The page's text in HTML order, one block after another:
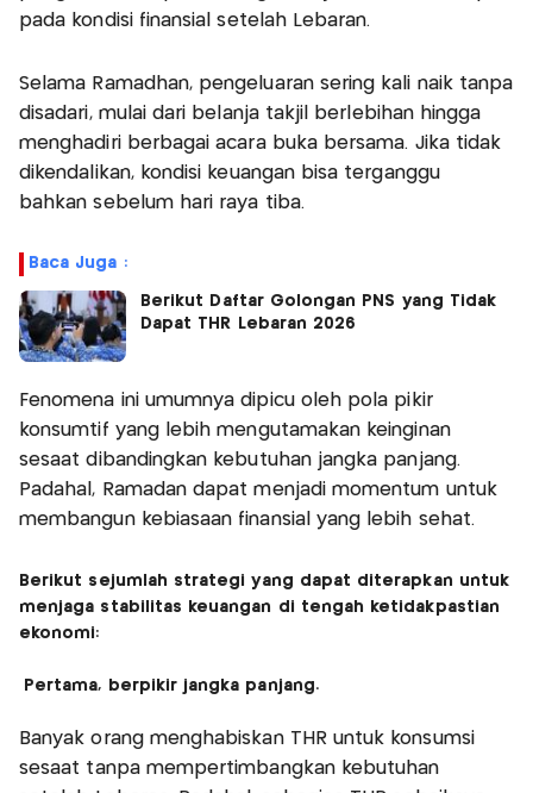
pada kondisi finansial setelah Lebaran.
Selama Ramadhan, pengeluaran sering kali naik tanpa
disadari, mulai dari belanja takjil berlebihan hingga
menghadiri berbagai acara buka bersama. Jika tidak
dikendalikan, kondisi keuangan bisa terganggu
bahkan sebelum hari raya tiba.
Baca Juga :
Berikut Daftar Golongan PNS yang Tidak
Dapat THR Lebaran 2026
Fenomena ini umumnya dipicu oleh pola pikir
konsumtif yang lebih mengutamakan keinginan
sesaat dibandingkan kebutuhan jangka panjang.
Padahal, Ramadan dapat menjadi momentum untuk
membangun kebiasaan finansial yang lebih sehat.
Berikut sejumlah strategi yang dapat diterapkan untuk
menjaga stabilitas keuangan di tengah ketidakpastian
ekonomi:
Pertama, berpikir jangka panjang.
Banyak orang menghabiskan THR untuk konsumsi
sesaat tanpa mempertimbangkan kebutuhan